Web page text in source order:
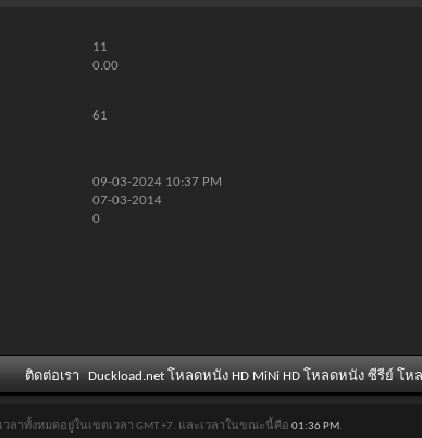
11
0.00
61
09-03-2024 10:37 PM
07-03-2014
0
ติดต่อเรา Duckload.net โหลดหนัง HD MiNi HD โหลดหนัง ซีรีย์ โ
เวลาทั้งหมดอยู่ในเขตเวลา GMT +7. และเวลาในขณะนี้คือ 01:36 PM.